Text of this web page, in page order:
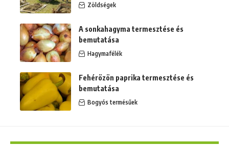
Zöldségek
A sonkahagyma termesztése és
bemutatása
Hagymafélék
Fehérözön paprika termesztése és
bemutatása
Bogyós termésűek